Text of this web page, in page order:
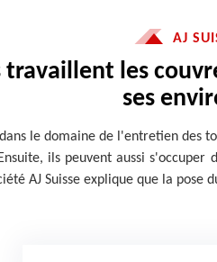
AJ
travaillent les
ses
le domaine de l'entretien
ils peuvent aussi
AJ Suisse explique que la